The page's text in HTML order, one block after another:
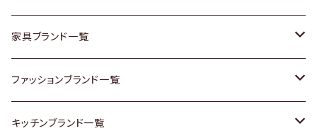
チェスト
その他家具
Vintageヴィンテージ / Antiqueアンティーク
靴
スカーフ
腕時計
Vintage / ヴィンテージ
銀製品
和物 / 作家物
その他楽器
家具ブランド一覧
ACME Furniture / アクメ ファニチャー
ACTUS / アクタス
ファッションブランド一覧
agnes b / アニエス ベー
キッチンブランド一覧